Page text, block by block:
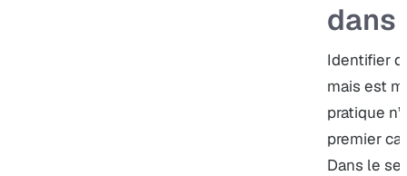
dans
Identifier
mais est
pratique
premier
Dans le